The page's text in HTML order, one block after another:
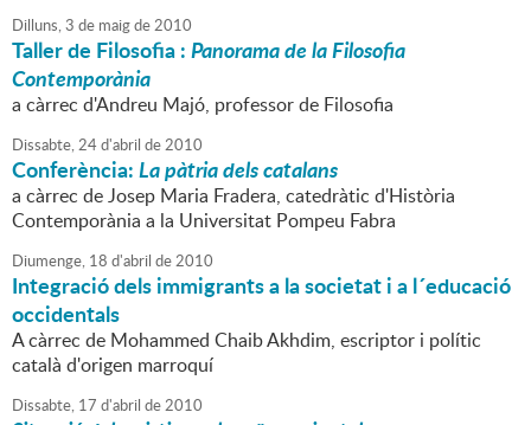
Dilluns,3 de maigde2010
Taller de Filosofia :Panorama de la Filosofia
Contemporània
a càrrec d'Andreu Majó, professor de Filosofia
Dissabte,24d'abril de2010
Conferència:La pàtria dels catalans
a càrrec de Josep Maria Fradera, catedràtic d'Història
Contemporània a la Universitat Pompeu Fabra
Diumenge, 18 d'abril de2010
Integració dels immigrants a la societat i a l´educació
occidentals
A càrrec de Mohammed Chaib Akhdim, escriptor i polític
català d'origen marroquí
Dissabte, 17 d'abril de2010